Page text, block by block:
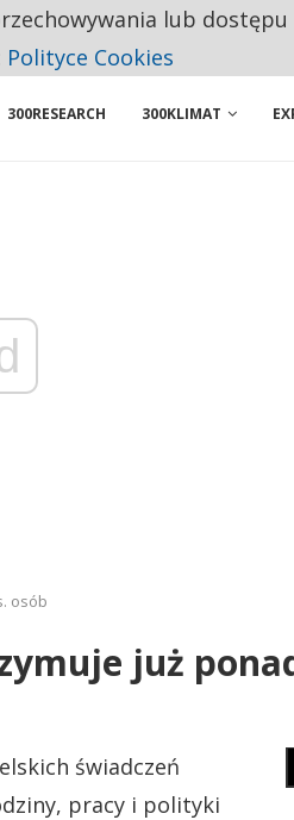
PRACY
300RESEARCH 300KLIMAT
osób
już
świadczeń
pracy i polityki
lub
Polityce Cookies